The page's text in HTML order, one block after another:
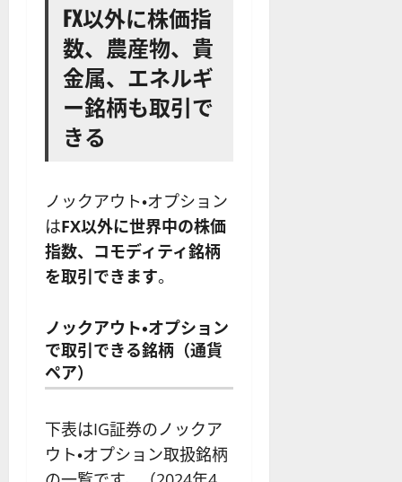
FX以外に株価指
数、農産物、貴
金属、エネルギ
ー銘柄も取引で
きる
ノックアウト・オプション
はFX以外に世界中の株価
指数、コモディティ銘柄
を取引できます。
ノックアウト・オプション
で取引できる銘柄（通貨
ペア）
下表はIG証券のノックア
ウト・オプション取扱銘柄